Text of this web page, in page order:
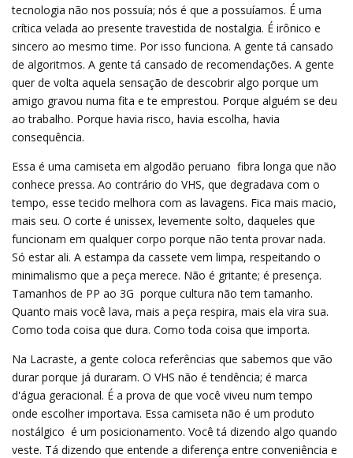
tecnologia não nos possuía; nós é que a possuíamos. É uma
crítica velada ao presente travestida de nostalgia. É irônico e
sincero ao mesmo time. Por isso funciona. A gente tá cansado
de algoritmos. A gente tá cansado de recomendações. A gente
quer de volta aquela sensação de descobrir algo porque um
amigo gravou numa fita e te emprestou. Porque alguém se deu
ao trabalho. Porque havia risco, havia escolha, havia
consequência.
Essa é uma camiseta em algodão peruano  fibra longa que não
conhece pressa. Ao contrário do VHS, que degradava com o
tempo, esse tecido melhora com as lavagens. Fica mais macio,
mais seu. O corte é unissex, levemente solto, daqueles que
funcionam em qualquer corpo porque não tenta provar nada.
Só estar ali. A estampa da cassete vem limpa, respeitando o
minimalismo que a peça merece. Não é gritante; é presença.
Tamanhos de PP ao 3G  porque cultura não tem tamanho.
Quanto mais você lava, mais a peça respira, mais ela vira sua.
Como toda coisa que dura. Como toda coisa que importa.
Na Lacraste, a gente coloca referências que sabemos que vão
durar porque já duraram. O VHS não é tendência; é marca
d'água geracional. É a prova de que você viveu num tempo
onde escolher importava. Essa camiseta não é um produto
nostálgico  é um posicionamento. Você tá dizendo algo quando
veste. Tá dizendo que entende a diferença entre conveniência e